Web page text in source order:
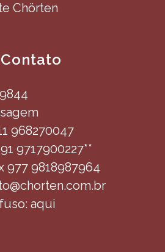
Chörten
968270047
9717900227**
977 9818987964
aqui